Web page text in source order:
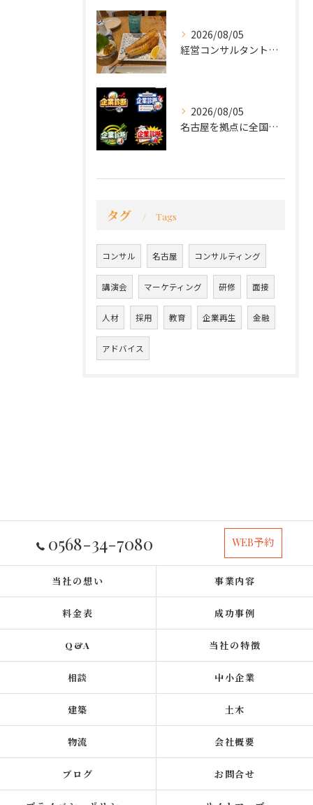
2026/08/05
経営コンサルタントのモーちゃん・毛利京申です。
2026/08/05
名古屋を拠点に全国で活動する 経営コンサルタントの 毛利京申...
タグ Tags
コンサル 名古屋 コンサルティング
講演会 マーケティング 研修 面接
人材 採用 教育 企業再生 金融
アドバイス
0568-34-7080 WEB予約
当社の想い 事業内容
料金表 成功事例
Q&A 当社の特徴
相談 中小企業
建築 土木
物流 会社概要
ブログ お問合せ